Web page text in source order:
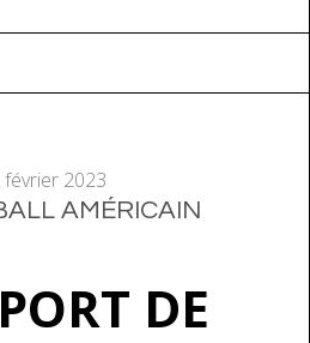
février 2023
AMÉRICAIN
DE